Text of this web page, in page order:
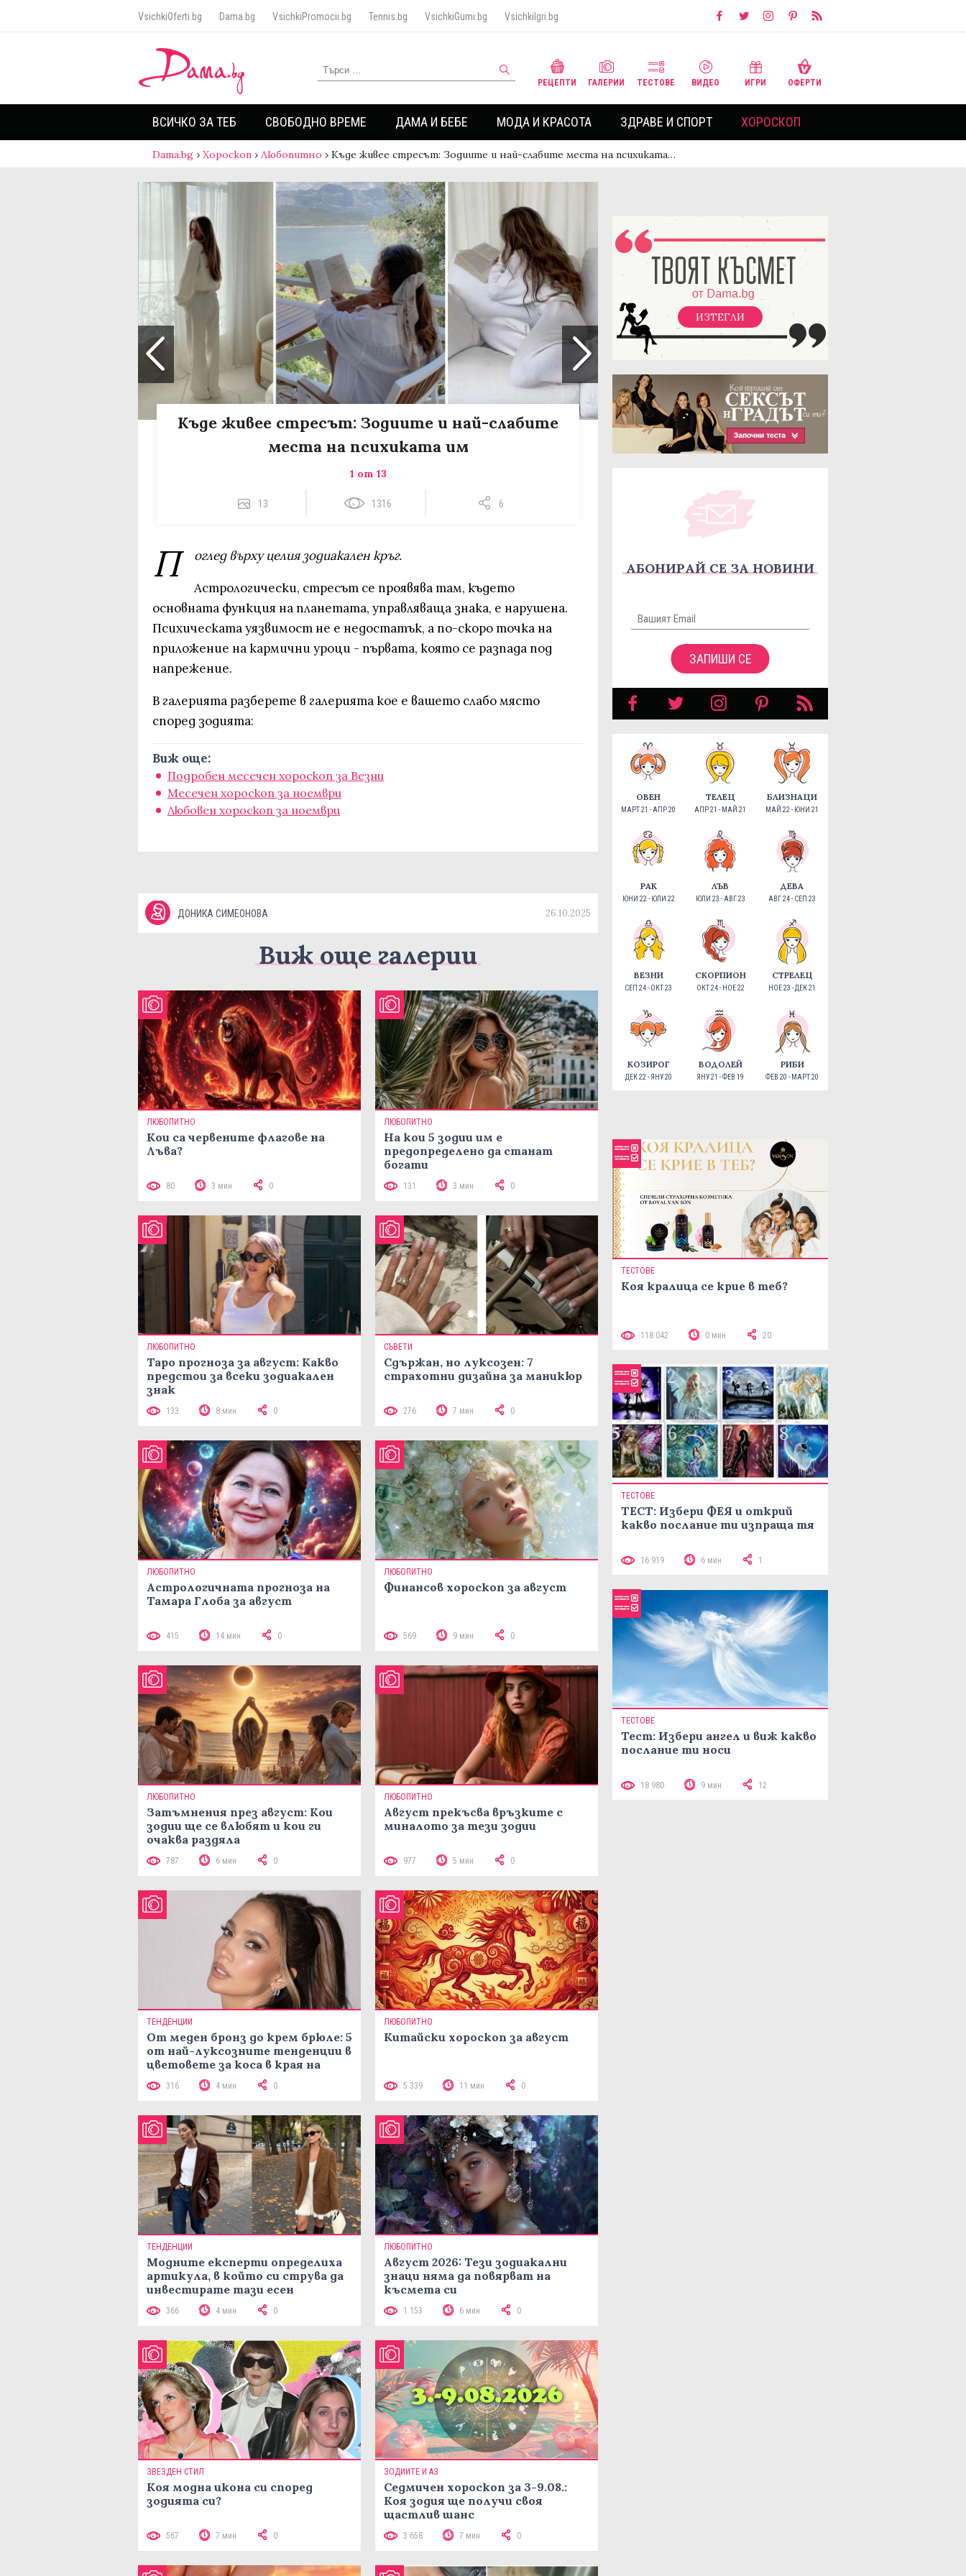
VsichkiOferti.bg Dama.bg VsichkiPromocii.bg Tennis.bg VsichkiGumi.bg VsichkiIgri.bg
РЕЦЕПТИ ГАЛЕРИИ ТЕСТОВЕ ВИДЕО ИГРИ ОФЕРТИ
ВСИЧКО ЗА ТЕБ СВОБОДНО ВРЕМЕ ДАМА И БЕБЕ МОДА И КРАСОТА ЗДРАВЕ И СПОРТ ХОРОСКОП
Dama.bg › Хороскоп › Любопитно › Къде живее стресът: Зодиите и най-слабите места на психиката…
Къде живее стресът: Зодиите и най-слабите
места на психиката им
1 от 13
13 1316 6
П оглед върху целия зодиакален кръг.
Астрологически, стресът се проявява там, където
основната функция на планетата, управляваща знака, е нарушена.
Психическата уязвимост не е недостатък, а по-скоро точка на
приложение на кармични уроци - първата, която се разпада под
напрежение.
В галерията разберете в галерията кое е вашето слабо място
според зодията:
Виж още:
Подробен месечен хороскоп за Везни
Месечен хороскоп за ноември
Любовен хороскоп за ноември
ДОНИКА СИМЕОНОВА 26.10.2025
Виж още галерии
ЛЮБОПИТНО
Кои са червените флагове на
Лъва?
80 3 мин 0
ЛЮБОПИТНО
На кои 5 зодии им е
предопределено да станат
богати
131 3 мин 0
ЛЮБОПИТНО
Таро прогноза за август: Какво
предстои за всеки зодиакален
знак
133 8 мин 0
СЪВЕТИ
Сдържан, но луксозен: 7
страхотни дизайна за маникюр
276 7 мин 0
ЛЮБОПИТНО
Астрологичната прогноза на
Тамара Глоба за август
415 14 мин 0
ЛЮБОПИТНО
Финансов хороскоп за август
569 9 мин 0
ЛЮБОПИТНО
Затъмнения през август: Кои
зодии ще се влюбят и кои ги
очаква раздяла
787 6 мин 0
ЛЮБОПИТНО
Август прекъсва връзките с
миналото за тези зодии
977 5 мин 0
ТЕНДЕНЦИИ
От меден бронз до крем брюле: 5
от най-луксозните тенденции в
цветовете за коса в края на
316 4 мин 0
ЛЮБОПИТНО
Китайски хороскоп за август
5 339 11 мин 0
ТЕНДЕНЦИИ
Модните експерти определиха
артикула, в който си струва да
инвестирате тази есен
366 4 мин 0
ЛЮБОПИТНО
Август 2026: Тези зодиакални
знаци няма да повярват на
късмета си
1 153 6 мин 0
ЗВЕЗДЕН СТИЛ
Коя модна икона си според
зодията си?
567 7 мин 0
ЗОДИИТЕ И АЗ
Седмичен хороскоп за 3-9.08.:
Коя зодия ще получи своя
щастлив шанс
3 658 7 мин 0
ИЗТЕГЛИ
АБОНИРАЙ СЕ ЗА НОВИНИ
ЗАПИШИ СЕ
ОВЕН
МАРТ 21 - АПР 20
ТЕЛЕЦ
АПР 21 - МАЙ 21
БЛИЗНАЦИ
МАЙ 22 - ЮНИ 21
РАК
ЮНИ 22 - ЮЛИ 22
ЛЪВ
ЮЛИ 23 - АВГ 23
ДЕВА
АВГ 24 - СЕП 23
ВЕЗНИ
СЕП 24 - ОКТ 23
СКОРПИОН
ОКТ 24 - НОЕ 22
СТРЕЛЕЦ
НОЕ 23 - ДЕК 21
КОЗИРОГ
ДЕК 22 - ЯНУ 20
ВОДОЛЕЙ
ЯНУ 21 - ФЕВ 19
РИБИ
ФЕВ 20 - МАРТ 20
ТЕСТОВЕ
Коя кралица се крие в теб?
118 042 0 мин 20
ТЕСТОВЕ
ТЕСТ: Избери ФЕЯ и открий
какво послание ти изпраща тя
16 919 6 мин 1
ТЕСТОВЕ
Тест: Избери ангел и виж какво
послание ти носи
18 980 9 мин 12